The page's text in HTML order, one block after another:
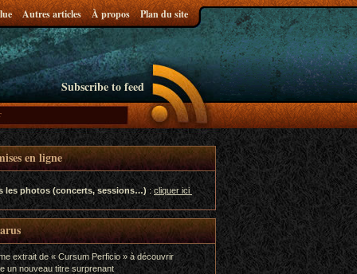
Autres articles À propos Plan du site
Subscribe to feed
en ligne
les photos (concerts, sessions…):cliquer ici
extrait de « Cursum Perficio » à découvrir
un nouveau titre surprenant